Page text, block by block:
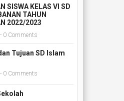
SISWA KELAS VI SD
TAHUN
2022/2023
0 Comments
Tujuan SD Islam
0 Comments